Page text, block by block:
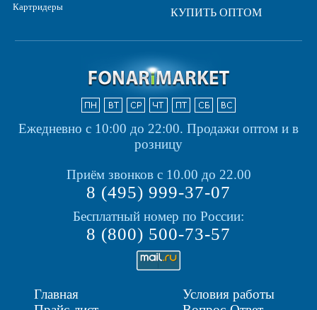
Картридеры
КУПИТЬ ОПТОМ
Ежедневно с 10:00 до 22:00. Продажи оптом и в
розницу
Приём звонков с 10.00 до 22.00
8 (495) 999-37-07
Бесплатный номер по России:
8 (800) 500-73-57
Главная
Условия работы